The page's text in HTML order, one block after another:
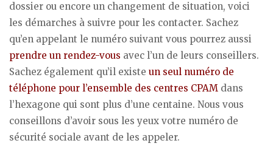
dossier ou encore un changement de situation, voici
les démarches à suivre pour les contacter. Sachez
qu’en appelant le numéro suivant vous pourrez aussi
prendre un rendez-vous avec l’un de leurs conseillers.
Sachez également qu’il existe un seul numéro de
téléphone pour l’ensemble des centres CPAM dans
l’hexagone qui sont plus d’une centaine. Nous vous
conseillons d’avoir sous les yeux votre numéro de
sécurité sociale avant de les appeler.